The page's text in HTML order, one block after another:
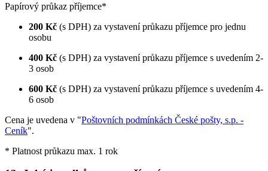
Papírový průkaz příjemce*
200 Kč (s DPH) za vystavení průkazu příjemce pro jednu
osobu
400 Kč (s DPH) za vystavení průkazu příjemce s uvedením 2-
3 osob
600 Kč (s DPH) za vystavení průkazu příjemce s uvedením 4-
6 osob
Cena je uvedena v "Poštovních podmínkách České pošty, s.p. -
Ceník".
* Platnost průkazu max. 1 rok